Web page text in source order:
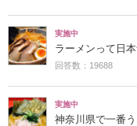
実施中
ラーメンって日
回答数：19688
実施中
神奈川県で一番